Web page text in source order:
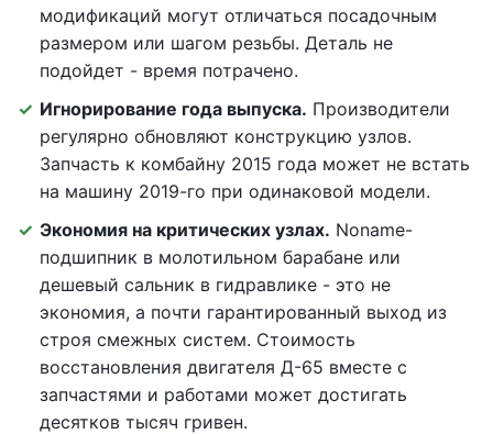
модификаций могут отличаться посадочным
размером или шагом резьбы. Деталь не
подойдет - время потрачено.
Игнорирование года выпуска. Производители
регулярно обновляют конструкцию узлов.
Запчасть к комбайну 2015 года может не встать
на машину 2019-го при одинаковой модели.
Экономия на критических узлах. Noname-
подшипник в молотильном барабане или
дешевый сальник в гидравлике - это не
экономия, а почти гарантированный выход из
строя смежных систем. Стоимость
восстановления двигателя Д-65 вместе с
запчастями и работами может достигать
десятков тысяч гривен.